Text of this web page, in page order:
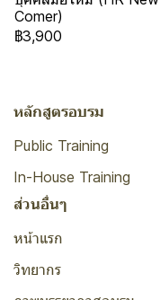
Comer)
฿3,900
หลักสูตรอบรม
Public Training
In-House Training
ส่วนอื่นๆ
หน้าแรก
วิทยากร